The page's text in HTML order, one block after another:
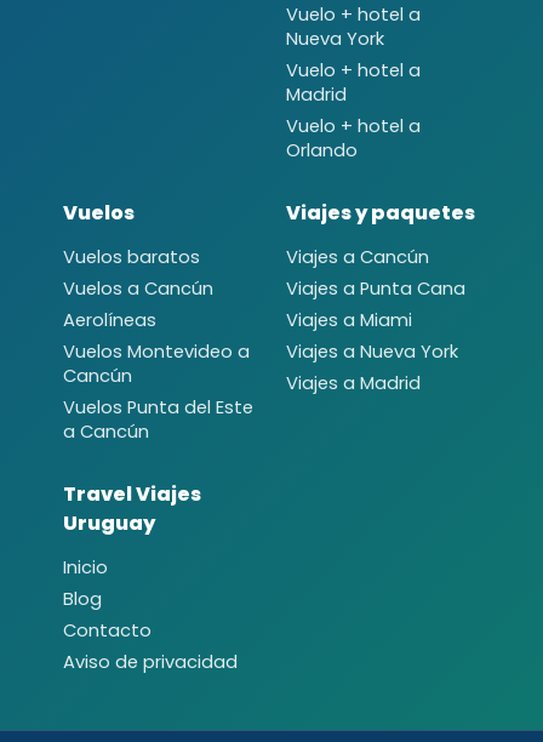
Vuelo + hotel a
Nueva York
Vuelo + hotel a
Madrid
Vuelo + hotel a
Orlando
Vuelos
Vuelos baratos
Vuelos a Cancún
Aerolíneas
Vuelos Montevideo a
Cancún
Vuelos Punta del Este
a Cancún
Viajes y paquetes
Viajes a Cancún
Viajes a Punta Cana
Viajes a Miami
Viajes a Nueva York
Viajes a Madrid
Travel Viajes
Uruguay
Inicio
Blog
Contacto
Aviso de privacidad